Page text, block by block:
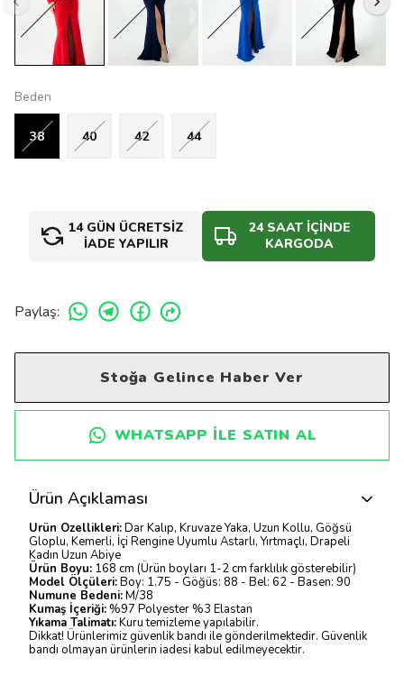
Beden
38 40 42 44
14 GÜN ÜCRETSİZ
İADE YAPILIR
24 SAAT İÇİNDE
KARGODA
Paylaş:
Stoğa Gelince Haber Ver
WHATSAPP ILE SATIN AL
Ürün Açıklaması
Ürün Özellikleri:Dar Kalıp, Kruvaze Yaka, Uzun Kollu, Göğsü
Gloplu, Kemerli, İçi Rengine Uyumlu Astarlı, Yırtmaçlı, Drapeli
Kadın Uzun Abiye
Ürün Boyu: 168 cm (Ürün boyları 1-2 cm farklılık gösterebilir)
Model Ölçüleri:Boy: 1.75 - Göğüs: 88 - Bel: 62 - Basen: 90
Numune Bedeni:M/38
Kumaş İçeriği: %97 Polyester %3 Elastan
Yıkama Talimatı:Kuru temizleme yapılabilir.
Dikkat! Ürünlerimiz güvenlik bandı ile gönderilmektedir. Güvenlik
bandı olmayan ürünlerin iadesi kabul edilmeyecektir.